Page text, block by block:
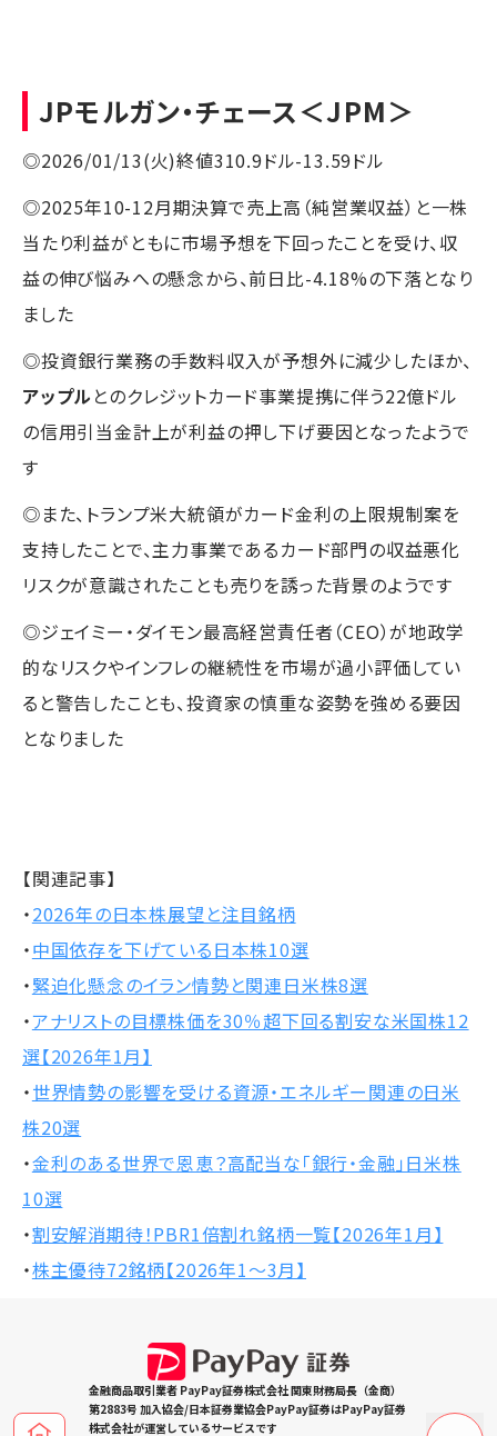
JPモルガン・チェース＜JPM＞
◎2026/01/13(火)終値310.9ドル-13.59ドル
◎2025年10-12月期決算で売上高（純営業収益）と一株
当たり利益がともに市場予想を下回ったことを受け、収
益の伸び悩みへの懸念から、前日比-4.18%の下落となり
ました
◎投資銀行業務の手数料収入が予想外に減少したほか、
アップル とのクレジットカード事業提携に伴う22億ドル
の信用引当金計上が利益の押し下げ要因となったようで
す
◎また、トランプ米大統領がカード金利の上限規制案を
支持したことで、主力事業であるカード部門の収益悪化
リスクが意識されたことも売りを誘った背景のようです
◎ジェイミー・ダイモン最高経営責任者（CEO）が地政学
的なリスクやインフレの継続性を市場が過小評価してい
ると警告したことも、投資家の慎重な姿勢を強める要因
となりました
【関連記事】
・2026年の日本株展望と注目銘柄
・中国依存を下げている日本株10選
・緊迫化懸念のイラン情勢と関連日米株8選
・アナリストの目標株価を30％超下回る割安な米国株12
選【2026年1月】
・世界情勢の影響を受ける資源・エネルギー関連の日米
株20選
・金利のある世界で恩恵？高配当な「銀行・金融」日米株
10選
・割安解消期待！PBR1倍割れ銘柄一覧【2026年1月】
・株主優待72銘柄【2026年1～3月】
金融商品取引業者 PayPay証券株式会社 関東財務局長（金商）
第2883号 加入協会/日本証券業協会PayPay証券はPayPay証券
株式会社が運営しているサービスです